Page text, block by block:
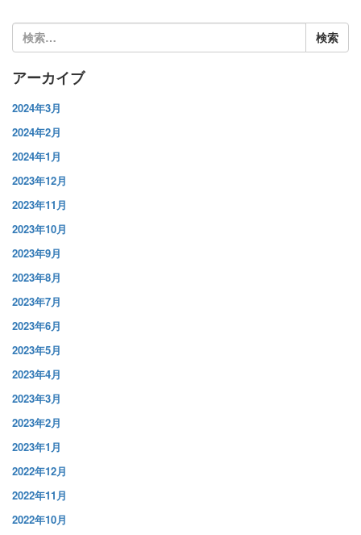
検
索:
アーカイブ
2024年3月
2024年2月
2024年1月
2023年12月
2023年11月
2023年10月
2023年9月
2023年8月
2023年7月
2023年6月
2023年5月
2023年4月
2023年3月
2023年2月
2023年1月
2022年12月
2022年11月
2022年10月